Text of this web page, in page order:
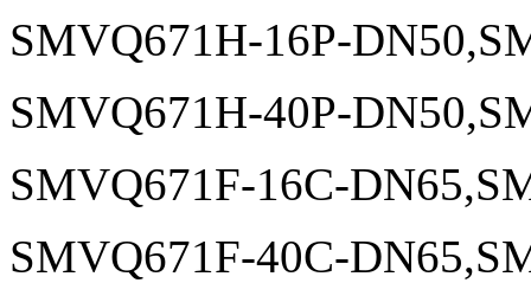
SMVQ671H-16P-
SMVQ671H-40P-
SMVQ671F-16C-
SMVQ671F-40C-